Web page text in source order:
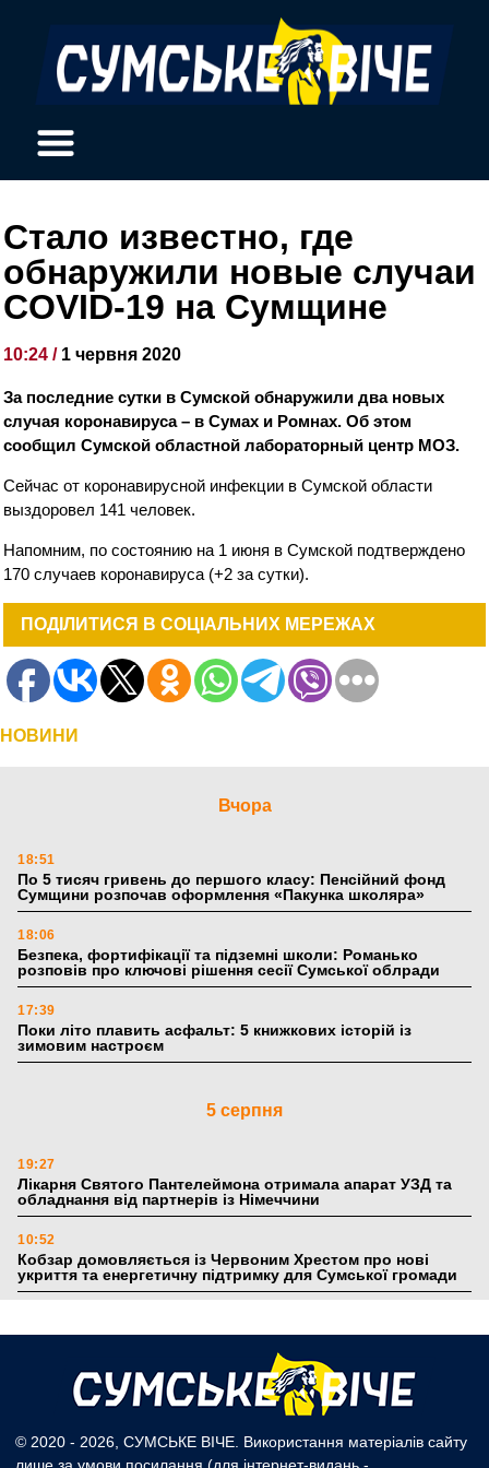
Стало известно, где
обнаружили новые случаи
COVID-19 на Сумщине
10:24 / 1 червня 2020
За последние сутки в Сумской обнаружили два новых
случая коронавируса – в Сумах и Ромнах. Об этом
сообщил Сумской областной лабораторный центр МОЗ.
Сейчас от коронавирусной инфекции в Сумской области
выздоровел 141 человек.
Напомним, по состоянию на 1 июня в Сумской подтверждено
170 случаев коронавируса (+2 за сутки).
ПОДІЛИТИСЯ В СОЦІАЛЬНИХ МЕРЕЖАХ
НОВИНИ
Вчора
18:51
По 5 тисяч гривень до першого класу: Пенсійний фонд
Сумщини розпочав оформлення «Пакунка школяра»
18:06
Безпека, фортифікації та підземні школи: Романько
розповів про ключові рішення сесії Сумської облради
17:39
Поки літо плавить асфальт: 5 книжкових історій із
зимовим настроєм
5 серпня
19:27
Лікарня Святого Пантелеймона отримала апарат УЗД та
обладнання від партнерів із Німеччини
10:52
Кобзар домовляється із Червоним Хрестом про нові
укриття та енергетичну підтримку для Сумської громади
Понад 8 мільйонів книжок згоріли. Як допомогти «Ранку»
та іншим видавництвам відновитися
© 2020 - 2026, СУМСЬКЕ ВІЧЕ. Використання матеріалів сайту